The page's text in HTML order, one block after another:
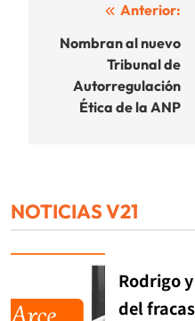
Navegación
de
entradas
Anterior:
Nombran al nuevo
Tribunal de
Autorregulación
Ética de la ANP
NOTICIAS V21
Rodrigo
del